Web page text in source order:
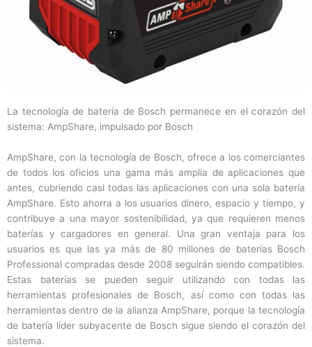
La tecnología de batería de Bosch permanece en el corazón del
sistema: AmpShare, impulsado por Bosch
AmpShare, con la tecnología de Bosch, ofrece a los comerciantes
de todos los oficios una gama más amplia de aplicaciones que
antes, cubriendo casi todas las aplicaciones con una sola batería
AmpShare. Esto ahorra a los usuarios dinero, espacio y tiempo, y
contribuye a una mayor sostenibilidad, ya que requieren menos
baterías y cargadores en general. Una gran ventaja para los
usuarios es que las ya más de 80 millones de baterías Bosch
Professional compradas desde 2008 seguirán siendo compatibles.
Estas baterías se pueden seguir utilizando con todas las
herramientas profesionales de Bosch, así como con todas las
herramientas dentro de la alianza AmpShare, porque la tecnología
de batería líder subyacente de Bosch sigue siendo el corazón del
sistema.